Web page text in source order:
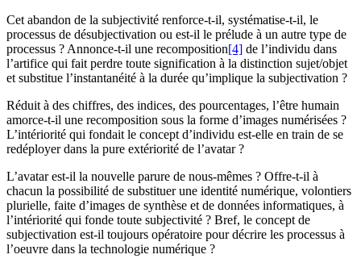
Cet abandon de la subjectivité renforce-t-il, systématise-t-il, le
processus de désubjectivation ou est-il le prélude à un autre type de
processus ? Annonce-t-il une recomposition[4] de l’individu dans
l’artifice qui fait perdre toute signification à la distinction sujet/objet
et substitue l’instantanéité à la durée qu’implique la subjectivation ?
Réduit à des chiffres, des indices, des pourcentages, l’être humain
amorce-t-il une recomposition sous la forme d’images numérisées ?
L’intériorité qui fondait le concept d’individu est-elle en train de se
redéployer dans la pure extériorité de l’avatar ?
L’avatar est-il la nouvelle parure de nous-mêmes ? Offre-t-il à
chacun la possibilité de substituer une identité numérique, volontiers
plurielle, faite d’images de synthèse et de données informatiques, à
l’intériorité qui fonde toute subjectivité ? Bref, le concept de
subjectivation est-il toujours opératoire pour décrire les processus à
l’oeuvre dans la technologie numérique ?